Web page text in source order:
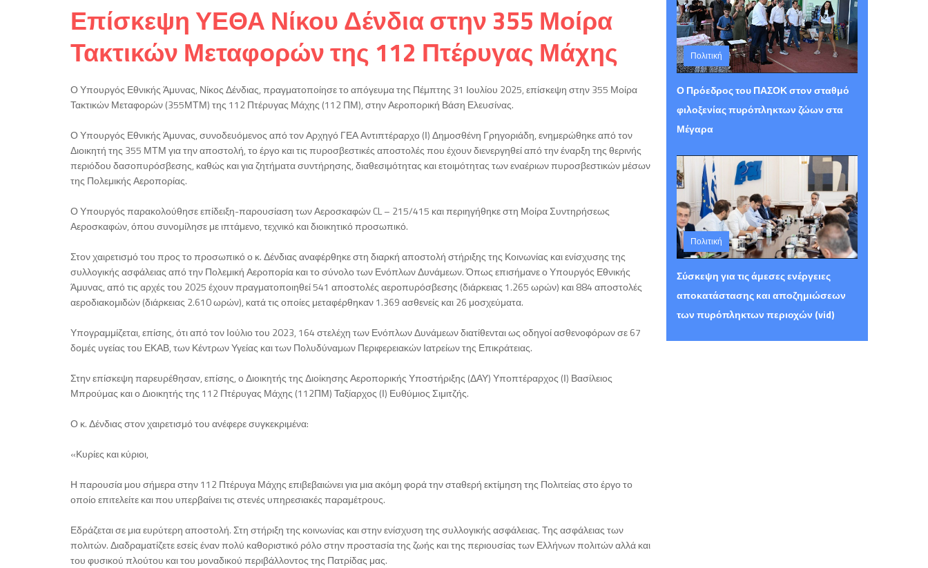
Επίσκεψη ΥΕΘΑ Νίκου Δένδια στην 355 Μοίρα
Τακτικών Μεταφορών της 112 Πτέρυγας Μάχης
Ο Υπουργός Εθνικής Άμυνας, Νίκος Δένδιας, πραγματοποίησε το απόγευμα της Πέμπτης 31 Ιουλίου 2025, επίσκεψη στην 355 Μοίρα
Τακτικών Μεταφορών (355ΜΤΜ) της 112 Πτέρυγας Μάχης (112 ΠΜ), στην Αεροπορική Βάση Ελευσίνας.
Ο Υπουργός Εθνικής Άμυνας, συνοδευόμενος από τον Αρχηγό ΓΕΑ Αντιπτέραρχο (Ι) Δημοσθένη Γρηγοριάδη, ενημερώθηκε από τον
Διοικητή της 355 ΜΤΜ για την αποστολή, το έργο και τις πυροσβεστικές αποστολές που έχουν διενεργηθεί από την έναρξη της θερινής
περιόδου δασοπυρόσβεσης, καθώς και για ζητήματα συντήρησης, διαθεσιμότητας και ετοιμότητας των εναέριων πυροσβεστικών μέσων
της Πολεμικής Αεροπορίας.
Ο Υπουργός παρακολούθησε επίδειξη-παρουσίαση των Αεροσκαφών CL – 215/415 και περιηγήθηκε στη Μοίρα Συντηρήσεως
Αεροσκαφών, όπου συνομίλησε με ιπτάμενο, τεχνικό και διοικητικό προσωπικό.
Στον χαιρετισμό του προς το προσωπικό ο κ. Δένδιας αναφέρθηκε στη διαρκή αποστολή στήριξης της Κοινωνίας και ενίσχυσης της
συλλογικής ασφάλειας από την Πολεμική Αεροπορία και το σύνολο των Ενόπλων Δυνάμεων. Όπως επισήμανε ο Υπουργός Εθνικής
Άμυνας, από τις αρχές του 2025 έχουν πραγματοποιηθεί 541 αποστολές αεροπυρόσβεσης (διάρκειας 1.265 ωρών) και 884 αποστολές
αεροδιακομιδών (διάρκειας 2.610 ωρών), κατά τις οποίες μεταφέρθηκαν 1.369 ασθενείς και 26 μοσχεύματα.
Υπογραμμίζεται, επίσης, ότι από τον Ιούλιο του 2023, 164 στελέχη των Ενόπλων Δυνάμεων διατίθενται ως οδηγοί ασθενοφόρων σε 67
δομές υγείας του ΕΚΑΒ, των Κέντρων Υγείας και των Πολυδύναμων Περιφερειακών Ιατρείων της Επικράτειας.
Στην επίσκεψη παρευρέθησαν, επίσης, ο Διοικητής της Διοίκησης Αεροπορικής Υποστήριξης (ΔΑΥ) Υποπτέραρχος (Ι) Βασίλειος
Μπρούμας και ο Διοικητής της 112 Πτέρυγας Μάχης (112ΠΜ) Ταξίαρχος (Ι) Ευθύμιος Σιμιτζής.
Ο κ. Δένδιας στον χαιρετισμό του ανέφερε συγκεκριμένα:
«Κυρίες και κύριοι,
Η παρουσία μου σήμερα στην 112 Πτέρυγα Μάχης επιβεβαιώνει για μια ακόμη φορά την σταθερή εκτίμηση της Πολιτείας στο έργο το
οποίο επιτελείτε και που υπερβαίνει τις στενές υπηρεσιακές παραμέτρους.
Εδράζεται σε μια ευρύτερη αποστολή. Στη στήριξη της κοινωνίας και στην ενίσχυση της συλλογικής ασφάλειας. Της ασφάλειας των
πολιτών. Διαδραματίζετε εσείς έναν πολύ καθοριστικό ρόλο στην προστασία της ζωής και της περιουσίας των Ελλήνων πολιτών αλλά και
του φυσικού πλούτου και του μοναδικού περιβάλλοντος της Πατρίδας μας.
Πολιτική
Τετάρτη 05 Αυγούστου 2026 15:30
Ο Πρόεδρος του ΠΑΣΟΚ στον σταθμό
φιλοξενίας πυρόπληκτων ζώων στα
Μέγαρα
Πολιτική
Τετάρτη 05 Αυγούστου 2026 15:26
Σύσκεψη για τις άμεσες ενέργειες
αποκατάστασης και αποζημιώσεων
των πυρόπληκτων περιοχών (vid)